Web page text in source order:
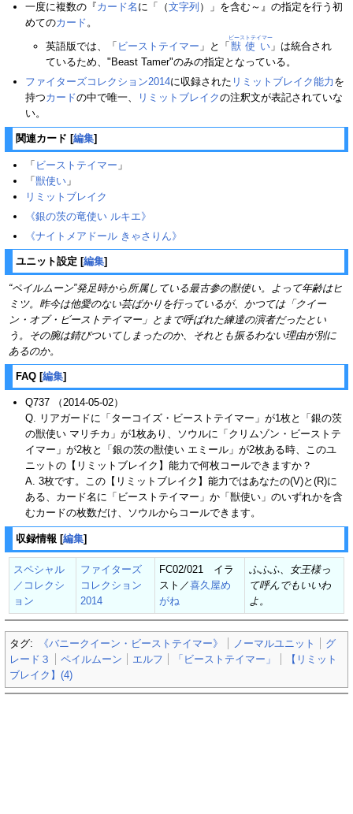
一度に複数の『カード名 に「（文字列 ）」を含む～』の指定を行う初
めてのカード。
英語版では、「 ビーストテイマー 」と「 獣使い
ビーストテイマー
」は統合され
ているため、"Beast Tamer"のみの指定となっている。
ファイターズコレクション2014に収録された リミットブレイク能力 を
持つカードの中で唯一、 リミットブレイクの注釈文が表記されていな
い。
関連カード [編集]
「 ビーストテイマー 」
「 獣使い 」
リミットブレイク
《銀の茨の竜使い ルキエ》
《ナイトメアドール きゃさりん》
ユニット設定 [編集]
“ペイルムーン”発足時から所属している最古参の獣使い。よって年齢はヒ
ミツ。昨今は他愛のない芸ばかりを行っているが、かつては「クイー
ン・オブ・ビーストテイマー」とまで呼ばれた練達の演者だったとい
う。その腕は錆びついてしまったのか、それとも振るわない理由が別に
あるのか。
FAQ [編集]
Q737 （2014-05-02）
Q. リアガードに「ターコイズ・ビーストテイマー」が1枚と「銀の茨
の獣使い マリチカ」が1枚あり、ソウルに「クリムゾン・ビーストテ
イマー」が2枚と「銀の茨の獣使い エミール」が2枚ある時、このユ
ニットの【リミットブレイク】能力で何枚コールできますか？
A. 3枚です。この【リミットブレイク】能力ではあなたの(V)と(R)に
ある、カード名に「ビーストテイマー」か「獣使い」のいずれかを含
むカードの枚数だけ、ソウルからコールできます。
収録情報 [編集]
スペシャル
／コレクシ
ョン
ファイターズ
コレクション
2014
FC02/021 イラ
スト／喜久屋め
がね
ふふふ、女王様っ
て呼んでもいいわ
よ。
タグ: 《バニークイーン・ビーストテイマー》 ノーマルユニット
グ
レード３
ペイルムーン エルフ 「ビーストテイマー」
【リミット
ブレイク】(4)